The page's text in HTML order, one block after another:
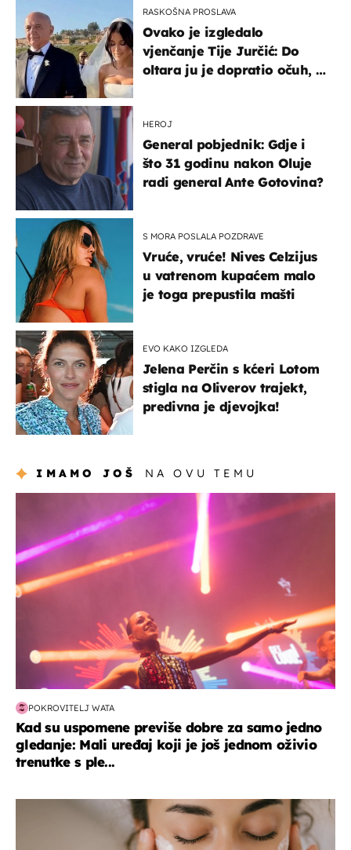
RASKOŠNA PROSLAVA
Ovako je izgledalo
vjenčanje Tije Jurčić: Do
oltara ju je dopratio očuh, a
HEROJ
General pobjednik: Gdje i
što 31 godinu nakon Oluje
radi general Ante Gotovina?
S MORA POSLALA POZDRAVE
Vruće, vruće! Nives Celzijus
u vatrenom kupaćem malo
je toga prepustila mašti
EVO KAKO IZGLEDA
Jelena Perčin s kćeri Lotom
stigla na Oliverov trajekt,
predivna je djevojka!
IMAMO JOŠ NA OVU TEMU
POKROVITELJ WATA
Kad su uspomene previše dobre za samo jedno
gledanje: Mali uređaj koji je još jednom oživio
trenutke s ple...
moda & ljepota